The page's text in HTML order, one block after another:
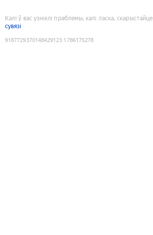
Калі ў вас узніклі праблемы, калі ласка, скарыстайце
сувязі
9187729370148429123:1786175278